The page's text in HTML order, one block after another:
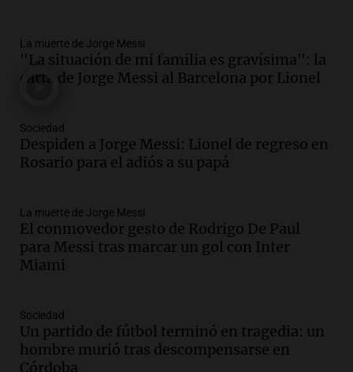
Audio.Tragedia en Mendoza: un muerto
y cinco heridos tras caer dos autos desde
un puente
Audio.Messi llegará esta noche a
Rosario para acompañar a su familia
Episodios
Audio.Ley de Propiedad Privada: el revés
en el Congreso expuso una debilidad
comunicacional del Gobierno
Episodios
Audio.Casabindo se prepara para una
celebración única: 30.000 turistas y el
La muerte de Jorge Messi
"La situación de mi familia es gravísima": la
carta de Jorge Messi al Barcelona por Lionel
Sociedad
Despiden a Jorge Messi: Lionel de regreso en
Rosario para el adiós a su papá
La muerte de Jorge Messi
El conmovedor gesto de Rodrigo De Paul
para Messi tras marcar un gol con Inter
Miami
Sociedad
Un partido de fútbol terminó en tragedia: un
hombre murió tras descompensarse en
Córdoba